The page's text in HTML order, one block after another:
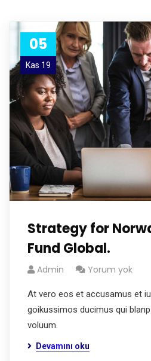
05
Kas 19
Strategy for
Fund Global.
Admin Yorum yok
At vero eos et accusamus et
goikussimos ducimus qui
voluum.
Devamını oku